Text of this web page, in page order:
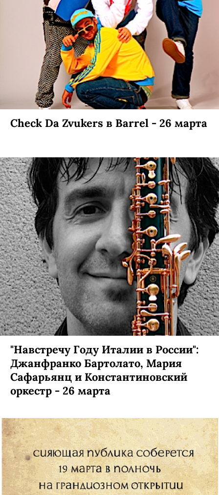
Check Da Zvukers в Barrel - 26 марта
"Навстречу Году Италии в России":
Джанфранко Бартолато, Мария
Сафарьянц и Константиновский
оркестр - 26 марта